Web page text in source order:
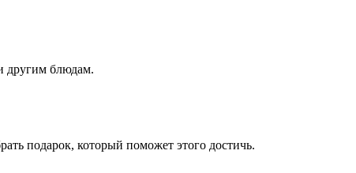
другим блюдам.
подарок, который поможет этого достичь.